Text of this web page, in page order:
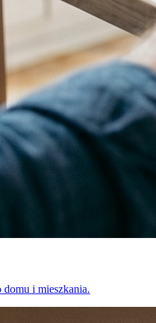
i mieszkania.